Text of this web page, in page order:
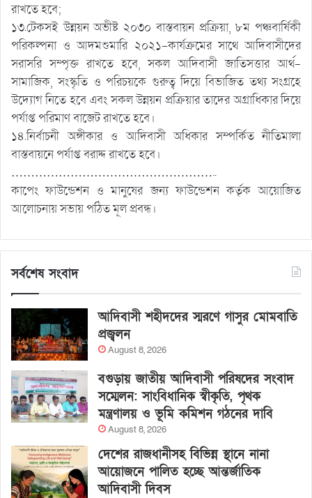
রাখতে হবে;
১৩.টেকসই উন্নয়ন অভীষ্ট ২০৩০ বাস্তবায়ন প্রক্রিয়া, ৮ম পঞ্চবার্ষিকী
পরিকল্পনা ও আদমশুমারি ২০২১-কার্যক্রমের সাথে আদিবাসীদের
সরাসরি সম্পৃক্ত রাখতে হবে, সকল আদিবাসী জাতিসত্তার আর্থ-
সামাজিক, সংস্কৃতি ও পরিচয়কে গুরুত্ব দিয়ে বিভাজিত তথ্য সংগ্রহে
উদ্যোগ নিতে হবে এবং সকল উন্নয়ন প্রক্রিয়ার তাদের অগ্রাধিকার দিয়ে
পর্যাপ্ত পরিমাণ বাজেট রাখতে হবে।
১৪.নির্বাচনী অঙ্গীকার ও আদিবাসী অধিকার সম্পর্কিত নীতিমালা
বাস্তবায়নে পর্যাপ্ত বরাদ্দ রাখতে হবে।
……………………………………………..
কাপেং ফাউন্ডেশন ও মানুষের জন্য ফাউন্ডেশন কর্তৃক আয়োজিত
আলোচনায় সভায় পঠিত মূল প্রবন্ধ।
সর্বশেষ সংবাদ
আদিবাসী শহীদদের স্মরণে গাসুর মোমবাতি
প্রজ্বলন
August 8, 2026
বগুড়ায় জাতীয় আদিবাসী পরিষদের সংবাদ
সম্মেলন: সাংবিধানিক স্বীকৃতি, পৃথক
মন্ত্রণালয় ও ভূমি কমিশন গঠনের দাবি
August 8, 2026
দেশের রাজধানীসহ বিভিন্ন স্থানে নানা
আয়োজনে পালিত হচ্ছে আন্তর্জাতিক
আদিবাসী দিবস